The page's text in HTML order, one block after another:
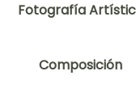
Fotografía
Composición